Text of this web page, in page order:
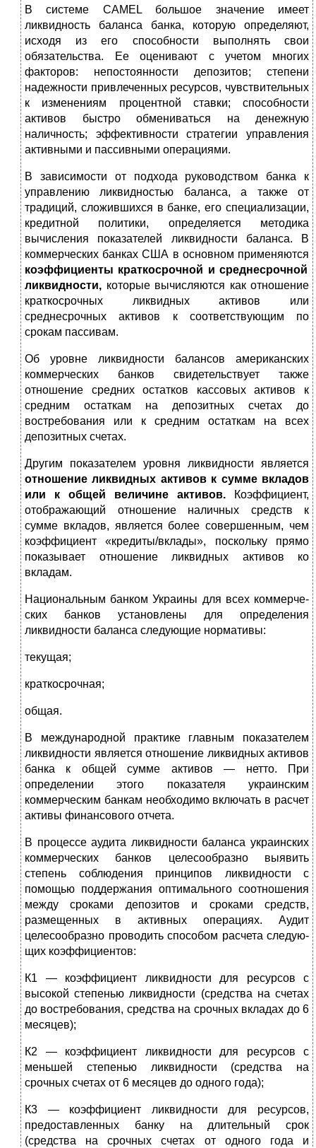
В системе CAMEL большое значение имеет
ликвидность баланса банка, которую определяют,
исходя из его способ­ности выполнять свои
обязательства. Ее оценивают с уче­том многих
факторов: непостоянности депозитов; степени
надежности привлеченных ресурсов, чувствительных
к из­менениям процентной ставки; способности
активов быстро обмениваться на денежную
наличность; эффективности стра­тегии управления
активными и пассивными операциями.
В зависимости от подхода руководством банка к
управ­лению ликвидностью баланса, а также от
традиций, сложив­шихся в банке, его специализации,
кредитной политики, определяется методика
вычисления показателей ликвид­ности баланса. В
коммерческих банках США в основном применяются
коэффициенты краткосрочной и среднесроч­ной
ликвидности, которые вычисляются как отношение
краткосрочных ликвидных активов или
среднесрочных активов к соответствующим по
срокам пассивам.
Об уровне ликвидности балансов американских
коммер­ческих банков свидетельствует также
отношение средних остатков кассовых активов к
средним остаткам на депо­зитных счетах до
востребования или к средним остаткам на всех
депозитных счетах.
Другим показателем уровня ликвидности является
отношение ликвидных активов к сумме вкладов
или к общей величине активов. Коэффициент,
отображающий от­ношение наличных средств к
сумме вкладов, является бо­лее совершенным, чем
коэффициент «кредиты/вклады», по­скольку прямо
показывает отношение ликвидных активов ко
вкладам.
Национальным банком Украины для всех коммерче­
ских банков установлены для определения
ликвидности ба­ланса следующие нормативы:
текущая;
краткосрочная;
общая.
В международной практике главным показателем
лик­видности является отношение ликвидных активов
банка к общей сумме активов — нетто. При
определении этого по­казателя украинским
коммерческим банкам необходимо включать в расчет
активы финансового отчета.
В процессе аудита ликвидности баланса украинских
коммерческих банков целесообразно выявить
степень со­блюдения принципов ликвидности с
помощью поддержа­ния оптимального соотношения
между сроками депозитов и сроками средств,
размещенных в активных операциях. Аудит
целесообразно проводить способом расчета следую­
щих коэффициентов:
К1 — коэффициент ликвидности для ресурсов с
высокой степенью ликвидности (средства на счетах
до востребова­ния, средства на срочных вкладах до 6
месяцев);
К2 — коэффициент ликвидности для ресурсов с
мень­шей степенью ликвидности (средства на
срочных счетах от 6 месяцев до одного года);
К3 — коэффициент ликвидности для ресурсов,
предос­тавленных банку на длительный срок
(средства на сроч­ных счетах от одного года и